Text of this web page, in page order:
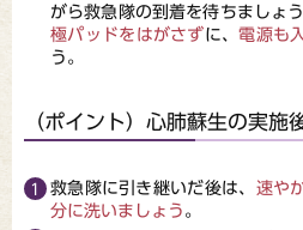
がら救急隊の到着を待ちましょ
極パッドをはがさずに、電源も
う。
（ポイント）心肺蘇生の実施
救急隊に引き継いだ後は、 速や
分に洗いましょう 。